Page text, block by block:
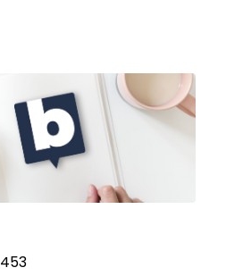
453